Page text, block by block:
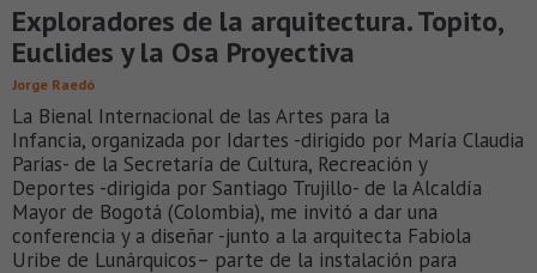
Exploradores de la arquitectura. Topito,
Euclides y la Osa Proyectiva
Jorge Raedó
La Bienal Internacional de las Artes para la
Infancia, organizada por Idartes -dirigido por María Claudia
Parias- de la Secretaría de Cultura, Recreación y
Deportes -dirigida por Santiago Trujillo- de la Alcaldía
Mayor de Bogotá (Colombia), me invitó a dar una
conferencia y a diseñar -junto a la arquitecta Fabiola
Uribe de Lunárquicos– parte de la instalación para